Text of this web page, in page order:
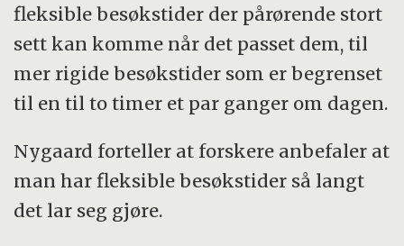
fleksible besøkstider der pårørende stort
sett kan komme når det passet dem, til
mer rigide besøkstider som er begrenset
til en til to timer et par ganger om dagen.
Nygaard forteller at forskere anbefaler at
man har fleksible besøkstider så langt
det lar seg gjøre.